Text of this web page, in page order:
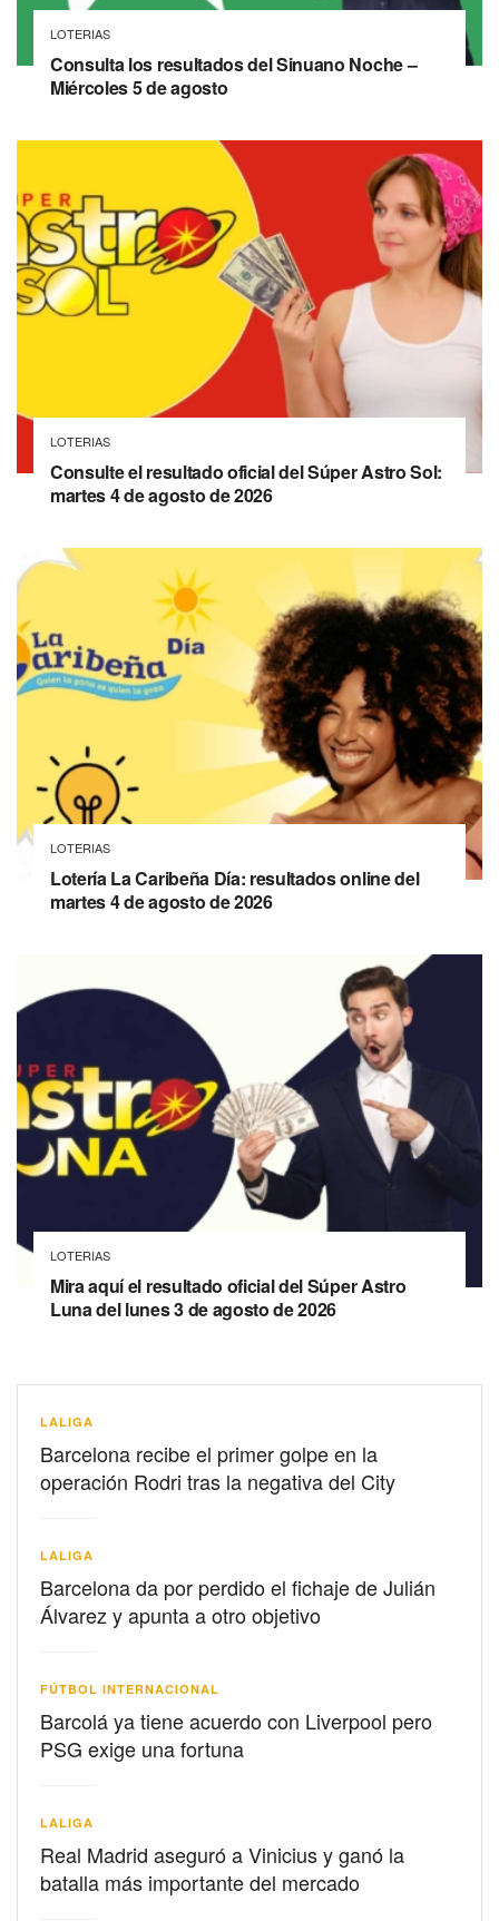
LOTERIAS
Consulta los resultados del Sinuano Noche –
Miércoles 5 de agosto
LOTERIAS
Consulte el resultado oficial del Súper Astro Sol:
martes 4 de agosto de 2026
LOTERIAS
Lotería La Caribeña Día: resultados online del
martes 4 de agosto de 2026
LOTERIAS
Mira aquí el resultado oficial del Súper Astro
Luna del lunes 3 de agosto de 2026
LALIGA
Barcelona recibe el primer golpe en la
operación Rodri tras la negativa del City
LALIGA
Barcelona da por perdido el fichaje de Julián
Álvarez y apunta a otro objetivo
FÚTBOL INTERNACIONAL
Barcolá ya tiene acuerdo con Liverpool pero
PSG exige una fortuna
LALIGA
Real Madrid aseguró a Vinicius y ganó la
batalla más importante del mercado